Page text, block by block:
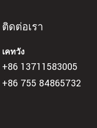
ติดต่อเรา
เคทวัง
+86 13711583005
+86 755 84865732